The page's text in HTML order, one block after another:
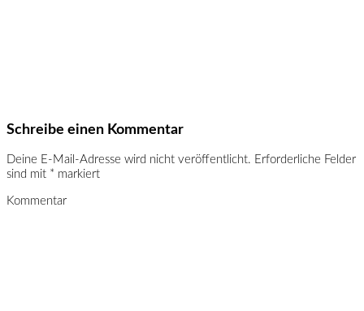
Schreibe einen Kommentar
Deine E-Mail-Adresse wird nicht veröffentlicht. Erforderliche Felder
sind mit * markiert
Kommentar